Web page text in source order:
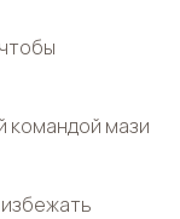
командой мази